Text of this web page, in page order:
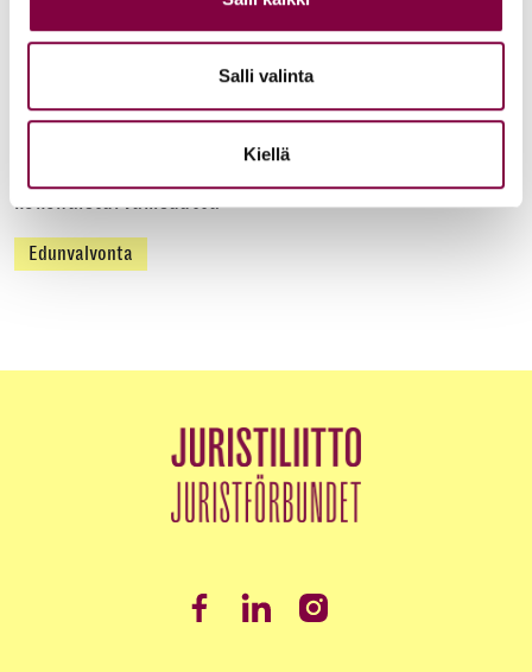
Salli valinta
Kiellä
Juristiliitto
Uutiset 12.6.2026
Akava, SAK ja STTK: Palkkavarmuus vahvistaa
kokonaisturvallisuutta
Edunvalvonta